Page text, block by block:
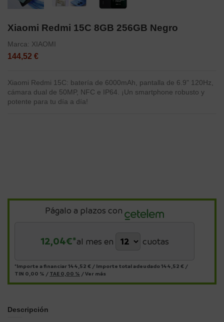
Xiaomi Redmi 15C 8GB 256GB Negro
Marca: XIAOMI
144,52 €
Xiaomi Redmi 15C: batería de 6000mAh, pantalla de 6.9" 120Hz,
cámara dual de 50MP, NFC e IP64. ¡Un smartphone robusto y
potente para tu día a día!
Págalo a plazos con
12,04€*al mes en cuotas
*Importe a financiar 144,52 € / Importe total adeudado144,52 € /
TIN 0,00 % / TAE 0,00 % /Ver más
Descripción